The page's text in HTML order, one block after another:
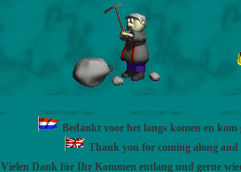
Bedankt voor het langs komen en
Thank you for coming along and
Vielen Dank für Ihr Kommen entlang und gerne